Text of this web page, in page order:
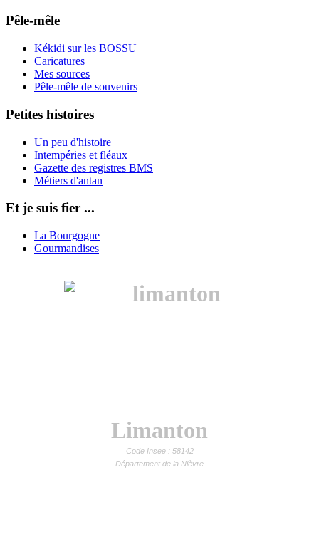
Pêle-mêle
Kékidi sur les BOSSU
Caricatures
Mes sources
Pêle-mêle de souvenirs
Petites histoires
Un peu d'histoire
Intempéries et fléaux
Gazette des registres BMS
Métiers d'antan
Et je suis fier ...
La Bourgogne
Gourmandises
Limanton
Code Insee : 58142
Département de la Nièvre